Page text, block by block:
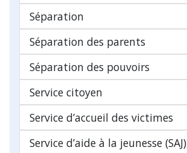
Séparation
Séparation des parents
Séparation des pouvoirs
Service citoyen
Service d’accueil des victimes
Service d’aide à la jeunesse (SAJ)